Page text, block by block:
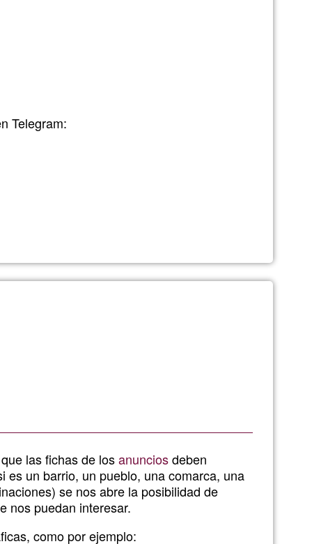
Telegram:
las fichas de losanunciosdeben
es un barrio, un pueblo, una comarca, una
se nos abre la posibilidad de
nos puedan interesar.
como por ejemplo: